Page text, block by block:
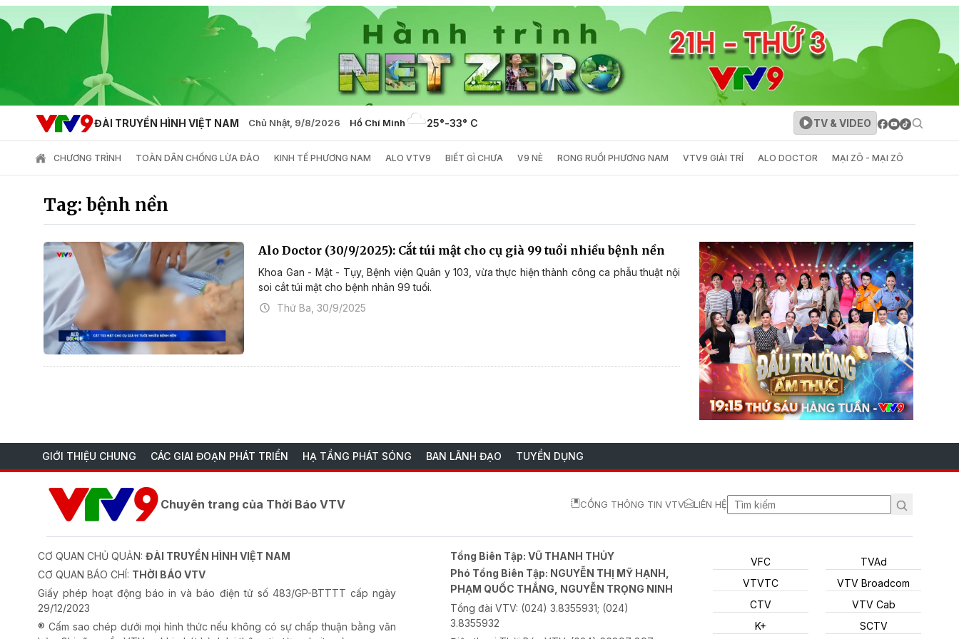
ĐÀI TRUYỀN HÌNH VIỆT NAM Chủ Nhật, 9/8/2026 Hồ Chí Minh 25°-33° C TV & VIDEO
CHƯƠNG TRÌNH TOÀN DÂN CHỐNG LỪA ĐẢO KINH TẾ PHƯƠNG NAM ALO VTV9 BIẾT GÌ CHƯA V9 NÈ RONG RUỔI PHƯƠNG NAM VTV9 GIẢI TRÍ ALO DOCTOR MẠI ZÔ - MẠI ZÔ
Tag: bệnh nền
Alo Doctor (30/9/2025): Cắt túi mật cho cụ già 99 tuổi nhiều bệnh nền
Khoa Gan - Mật - Tụy, Bệnh viện Quân y 103, vừa thực hiện thành công ca phẫu thuật nội
soi cắt túi mật cho bệnh nhân 99 tuổi.
Thứ Ba, 30/9/2025
GIỚI THIỆU CHUNG CÁC GIAI ĐOẠN PHÁT TRIỂN HẠ TẦNG PHÁT SÓNG BAN LÃNH ĐẠO TUYỂN DỤNG
Chuyên trang của Thời Báo VTV CỔNG THÔNG TIN VTV LIÊN HỆ
CƠ QUAN CHỦ QUẢN: ĐÀI TRUYỀN HÌNH VIỆT NAM
CƠ QUAN BÁO CHÍ: THỜI BÁO VTV
Giấy phép hoạt động báo in và báo điện tử số 483/GP-BTTTT cấp ngày
29/12/2023
® Cấm sao chép dưới mọi hình thức nếu không có sự chấp thuận bằng văn
Tổng Biên Tập:VŨ THANH THỦY
Phó Tổng Biên Tập: NGUYỄN THỊ MỸ HẠNH,
PHẠM QUỐC THẮNG, NGUYỄN TRỌNG NINH
Tổng đài VTV: (024) 3.8355931; (024)
3.8355932
VFC
VTVTC
CTV
K+
TVAd
VTV Broadcom
VTV Cab
SCTV